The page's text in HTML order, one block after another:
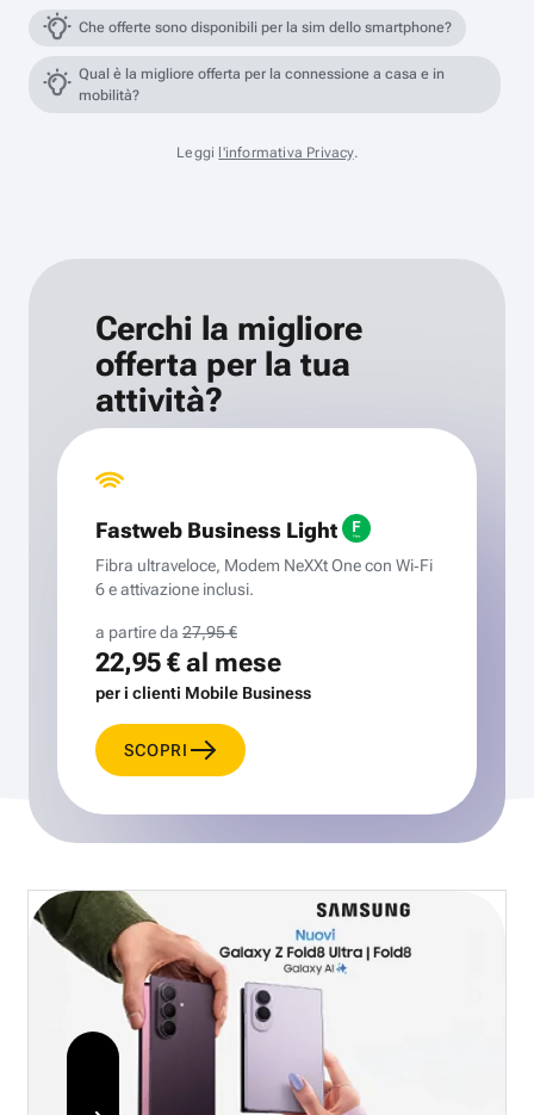
Che offerte sono disponibili per la sim dello smartphone?
Qual è la migliore offerta per la connessione a casa e in
mobilità?
Leggi l'informativa Privacy.
Cerchi la migliore
offerta per la tua
attività?
Fastweb Business Light
Fibra ultraveloce, Modem NeXXt One con Wi‑Fi
6 e attivazione inclusi.
a partire da 27,95 €
22,95 €al mese
per i clienti Mobile Business
SCOPRI